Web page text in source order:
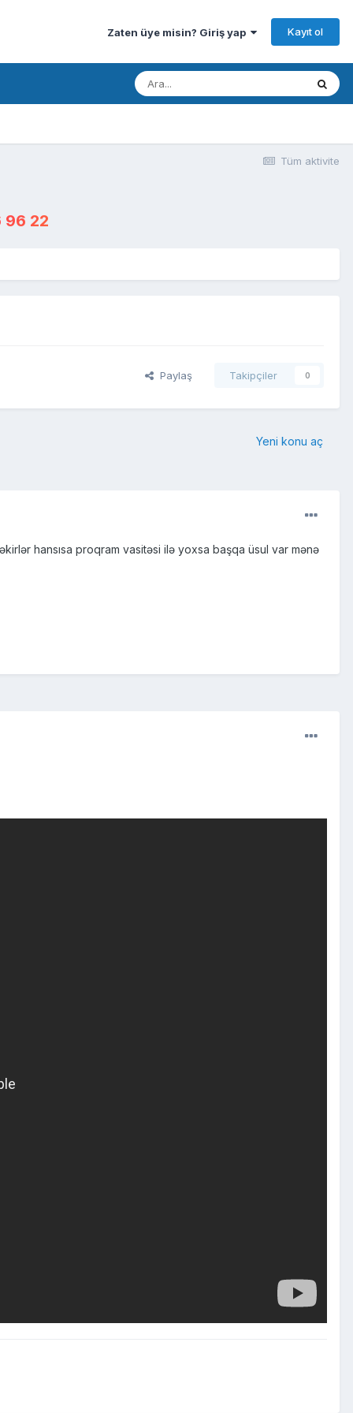
Zaten üye misin? Giriş yap Kayıt ol
Tüm aktivite
96 22
Paylaş Takipçiler 0
Yeni konu aç
hansısa proqram vasitəsi ilə yoxsa başqa üsul var mənə